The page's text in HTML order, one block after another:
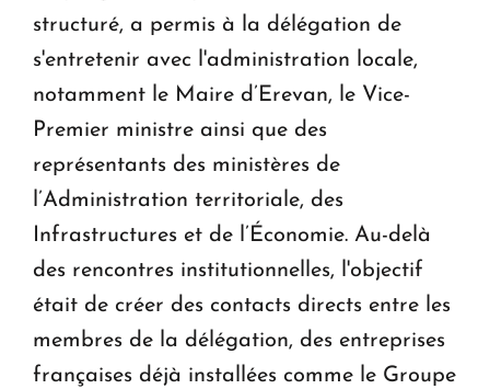
structuré, a permis à la délégation de
s'entretenir avec l'administration locale,
notamment le Maire d’Erevan, le Vice-
Premier ministre ainsi que des
représentants des ministères de
l’Administration territoriale, des
Infrastructures et de l’Économie. Au-delà
des rencontres institutionnelles, l'objectif
était de créer des contacts directs entre les
membres de la délégation, des entreprises
françaises déjà installées comme le Groupe